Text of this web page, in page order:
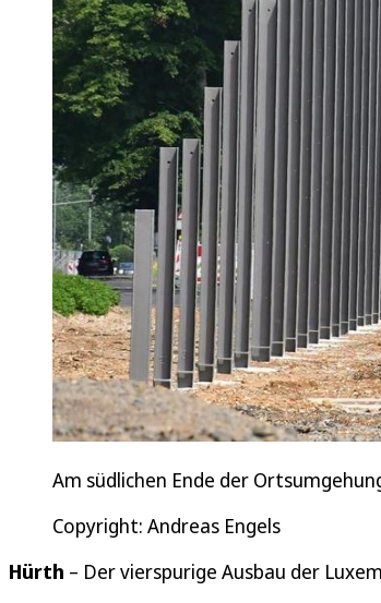
Am südlichen Ende der
Copyright: Andreas Engels
Hürth – Der vierspurige Ausbau der